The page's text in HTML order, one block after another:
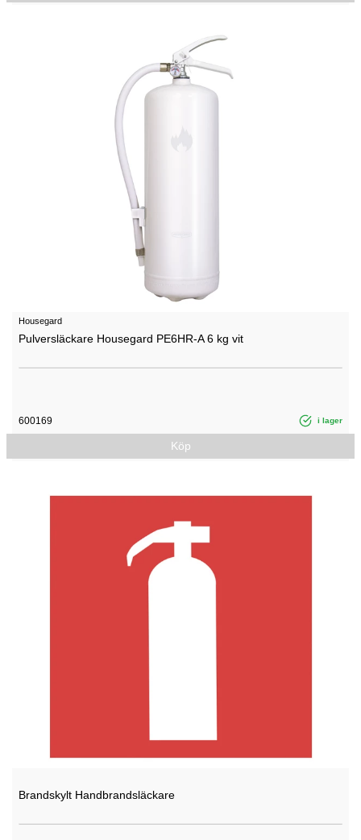
Housegard
Pulversläckare Housegard PE6HR-A 6 kg vit
600169 i lager
Köp
Brandskylt Handbrandsläckare